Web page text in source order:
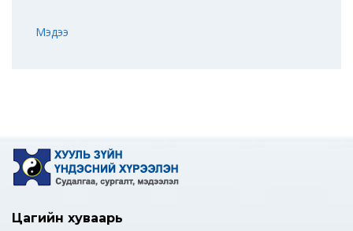
Мэдээ
Цагийн хуваарь